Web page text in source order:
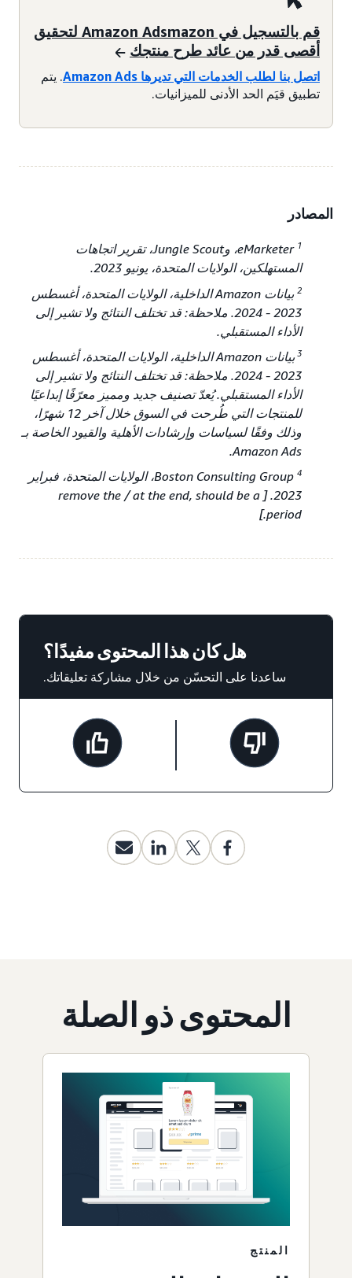
قم بالتسجيل في Amazon Adsmazon لتحقيق
أقصى قدر من عائد طرح منتجك
اتصل بنا لطلب الخدمات التي تديرها Amazon Ads
. يتم
تطبيق قيَم الحد الأدنى للميزانيات.
المصادر
1
eMarketer، وJungle Scout، تقرير اتجاهات
المستهلكين، الولايات المتحدة، يونيو 2023.
2
بيانات Amazon الداخلية، الولايات المتحدة، أغسطس
2023 - 2024. ملاحظة: قد تختلف النتائج ولا تشير إلى
الأداء المستقبلي.
3
بيانات Amazon الداخلية، الولايات المتحدة، أغسطس
2023 - 2024. ملاحظة: قد تختلف النتائج ولا تشير إلى
الأداء المستقبلي. يُعدّ تصنيف جديد ومميز معرّفًا إبداعيًا
للمنتجات التي طُرحت في السوق خلال آخر 12 شهرًا،
وذلك وفقًا لسياسات وإرشادات الأهلية والقيود الخاصة بـ
Amazon Ads.
4
Boston Consulting Group، الولايات المتحدة، فبراير
2023. [ remove the / at the end, should be a
period.]
هل كان هذا المحتوى مفيدًا؟
ساعدنا على التحسّن من خلال مشاركة تعليقاتك.
المحتوى ذو الصلة
المنتج